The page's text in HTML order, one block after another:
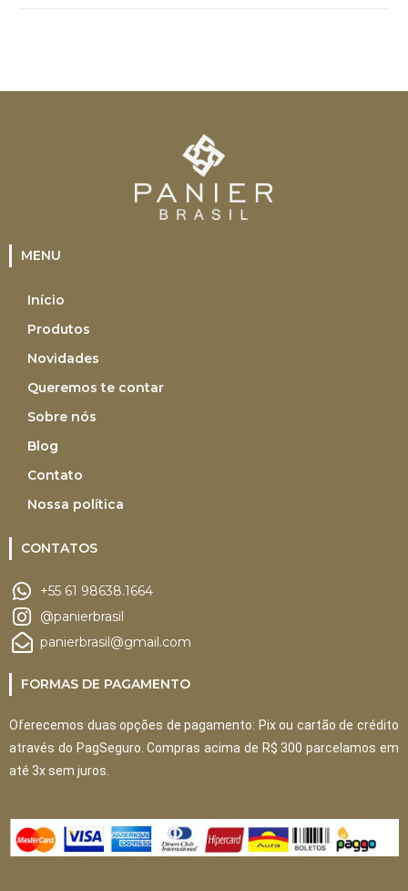
MENU
Início
Produtos
Novidades
Queremos te contar
Sobre nós
Blog
Contato
Nossa política
CONTATOS
+55 61 98638.1664
@panierbrasil
panierbrasil@gmail.com
FORMAS DE PAGAMENTO
Oferecemos duas opções de pagamento: Pix ou cartão de crédito
através do PagSeguro. Compras acima de R$ 300 parcelamos em
até 3x sem juros.